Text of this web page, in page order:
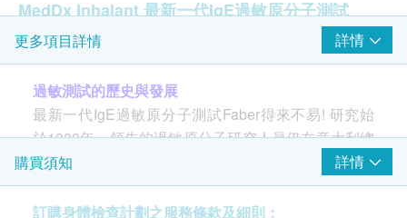
MedDx Inhalant 最新一代IgE過敏原分子測試
測試31種關鍵環境致敏原分子
一至三個工作天知結果
2 基本項目
肉類
更多項目詳情 詳情
過敏測試的歷史與發展
最新一代IgE過敏原分子測試Faber得來不易! 研究始
於1983年，領先的過敏原分子研究人員仍在意大利總
部不斷進行研究，至今出版了240份學術文獻。 Faber
是第一也是唯一的 過敏原分子測試！
購買須知 詳情
訂購身體檢查計劃之服務條款及細則：